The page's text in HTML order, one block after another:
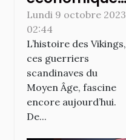
des bijoux et
accessoires
vikings de nos
jours
Lundi 9 octobre 2023
02:44
L’histoire des Vikings,
ces guerriers
scandinaves du
Moyen Âge, fascine
encore aujourd’hui.
De...